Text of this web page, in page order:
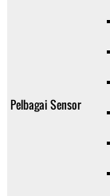
Pelbagai Sensor